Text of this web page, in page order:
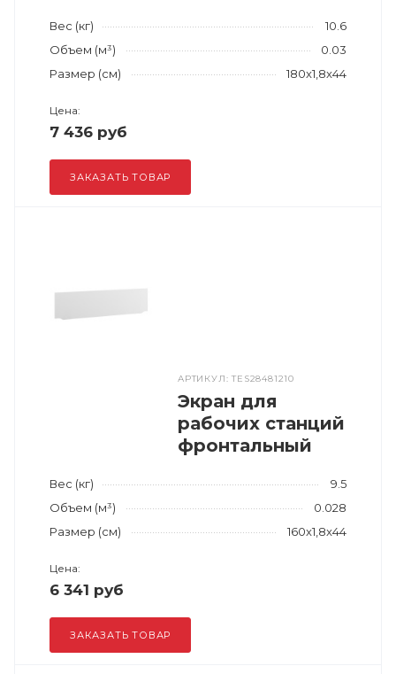
Вес (кг)
10.6
Объем (м³)
0.03
Размер (см)
180x1,8x44
Цена:
7 436 руб
ЗАКАЗАТЬ ТОВАР
АРТИКУЛ: TES28481210
Экран для
рабочих станций
фронтальный
Вес (кг)
9.5
Объем (м³)
0.028
Размер (см)
160x1,8x44
Цена:
6 341 руб
ЗАКАЗАТЬ ТОВАР